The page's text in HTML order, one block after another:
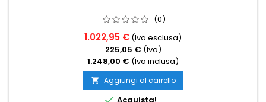
(0)
1.022,95 € (Iva esclusa)
225,05 € (Iva)
1.248,00 € (Iva inclusa)
 Aggiungi al carrello
